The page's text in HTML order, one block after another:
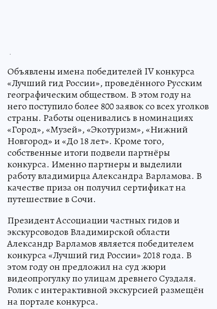
.
Объявлены имена победителей IV конкурса
«Лучший гид России», проведённого Русским
географическим обществом. В этом году на
него поступило более 800 заявок со всех уголков
страны. Работы оценивались в номинациях
«Город», «Музей», «Экотуризм», «Нижний
Новгород» и «До 18 лет». Кроме того,
собственные итоги подвели партнёры
конкурса. Именно партнеры и выделили
работу владимирца Александра Варламова. В
качестве приза он получил сертификат на
путешествие в Сочи.
Президент Ассоциации частных гидов и
экскурсоводов Владимирской области
Александр Варламов является победителем
конкурса «Лучший гид России» 2018 года. В
этом году он предложил на суд жюри
видеопрогулку по улицам древнего Суздаля.
Ролик с интерактивной экскурсией размещён
на портале конкурса.